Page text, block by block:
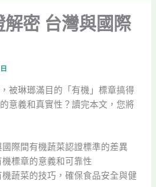
密 台灣與國際
被琳瑯滿目的「有機」標章搞得
意義和真實性？讀完本文，您將
際間有機蔬菜認證標準的差異
標章的意義和可靠性
蔬菜的技巧，確保食品安全與健